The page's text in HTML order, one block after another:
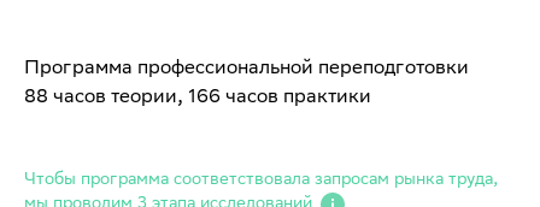
Программа профессиональной переподготовки
88 часов теории, 166 часов практики
Чтобы программа соответствовала запросам рынка труда,
мы проводим 3 этапа исследований